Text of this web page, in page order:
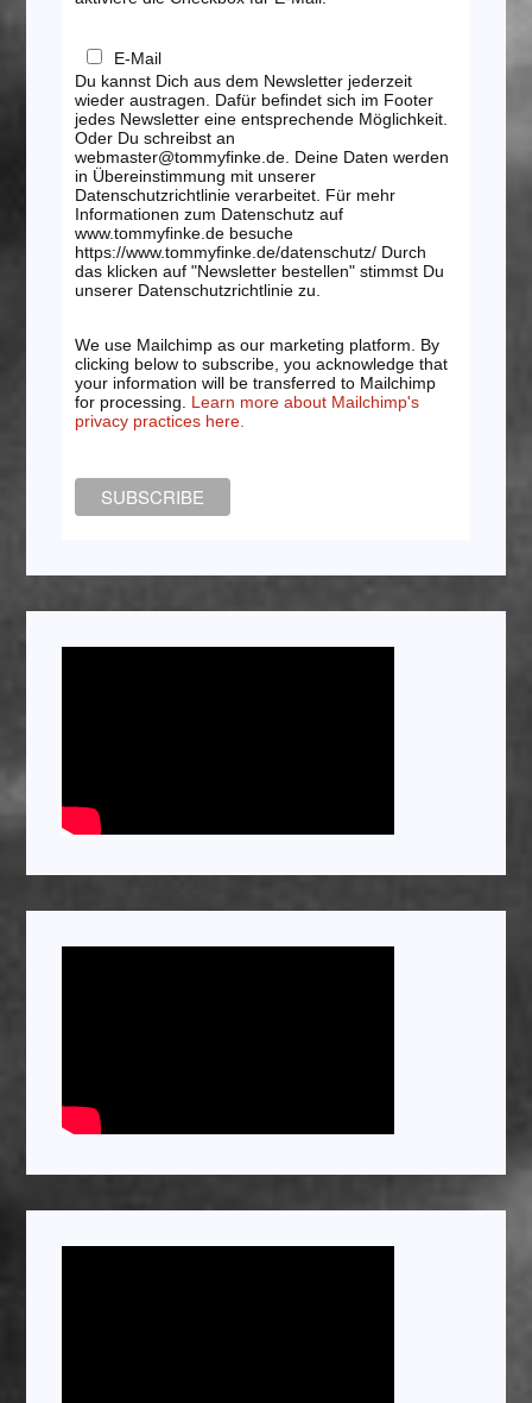
E-Mail
Du kannst Dich aus dem Newsletter jederzeit
wieder austragen. Dafür befindet sich im Footer
jedes Newsletter eine entsprechende Möglichkeit.
Oder Du schreibst an
webmaster@tommyfinke.de. Deine Daten werden
in Übereinstimmung mit unserer
Datenschutzrichtlinie verarbeitet. Für mehr
Informationen zum Datenschutz auf
www.tommyfinke.de besuche
https://www.tommyfinke.de/datenschutz/ Durch
das klicken auf "Newsletter bestellen" stimmst Du
unserer Datenschutzrichtlinie zu.
We use Mailchimp as our marketing platform. By
clicking below to subscribe, you acknowledge that
your information will be transferred to Mailchimp
for processing. Learn more about Mailchimp's
privacy practices here.